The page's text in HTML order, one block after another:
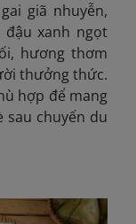
giã nhuyễn,
xanh ngọt
hương thơm
thưởng thức.
hợp để mang
sau chuyến du